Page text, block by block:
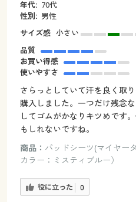
年代: 70代
性別: 男性
サイズ感 小さい
品質
お買い得感
使いやすさ
さらっとしていて汗を良く取
購入しました。一つだけ残念
してゴムがかなりキツめです
もしれないですね。
商品： パッドシーツ(マイヤー
カラー：ミスティブルー）
役に立った 0